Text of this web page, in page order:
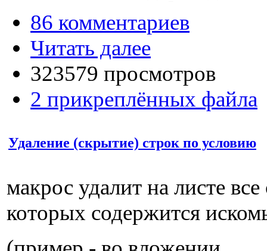
86 комментариев
Читать далее
323579 просмотров
2 прикреплённых файла
Удаление (скрытие) строк по условию
макрос удалит на листе
которых содержится